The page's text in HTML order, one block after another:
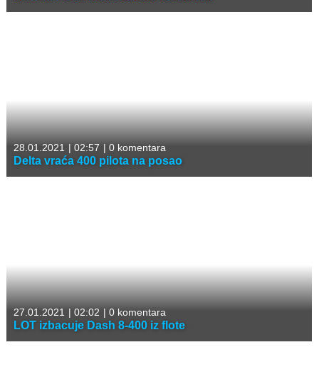
28.01.2021 | 02:57 | 0 komentara
Delta vraća 400 pilota na posao
27.01.2021 | 02:02 | 0 komentara
LOT izbacuje Dash 8-400 iz flote